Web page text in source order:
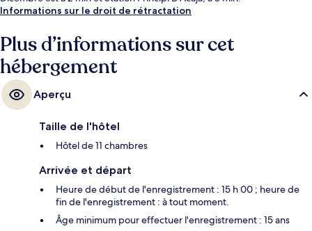
Informations sur le droit de rétractation
Plus d’informations sur cet
hébergement
Aperçu
Taille de l'hôtel
Hôtel de 11 chambres
Arrivée et départ
Heure de début de l'enregistrement : 15 h 00 ; heure de
fin de l'enregistrement : à tout moment.
Âge minimum pour effectuer l'enregistrement : 15 ans